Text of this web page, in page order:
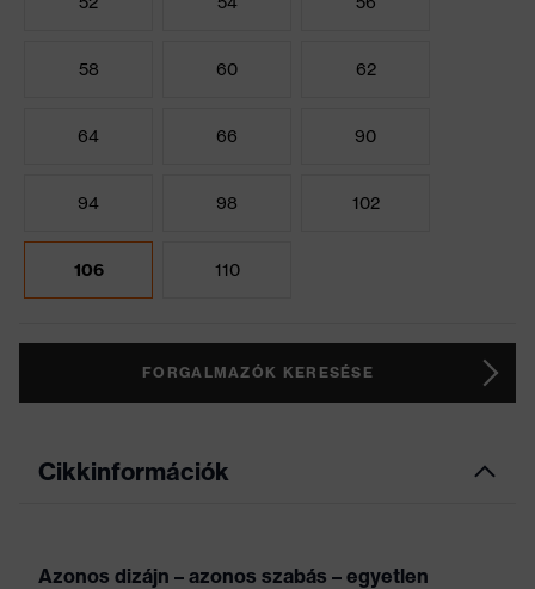
58 60 62
64 66 90
94 98 102
106 110
FORGALMAZÓK KERESÉSE
Cikkinformációk
Azonos dizájn – azonos szabás – egyetlen